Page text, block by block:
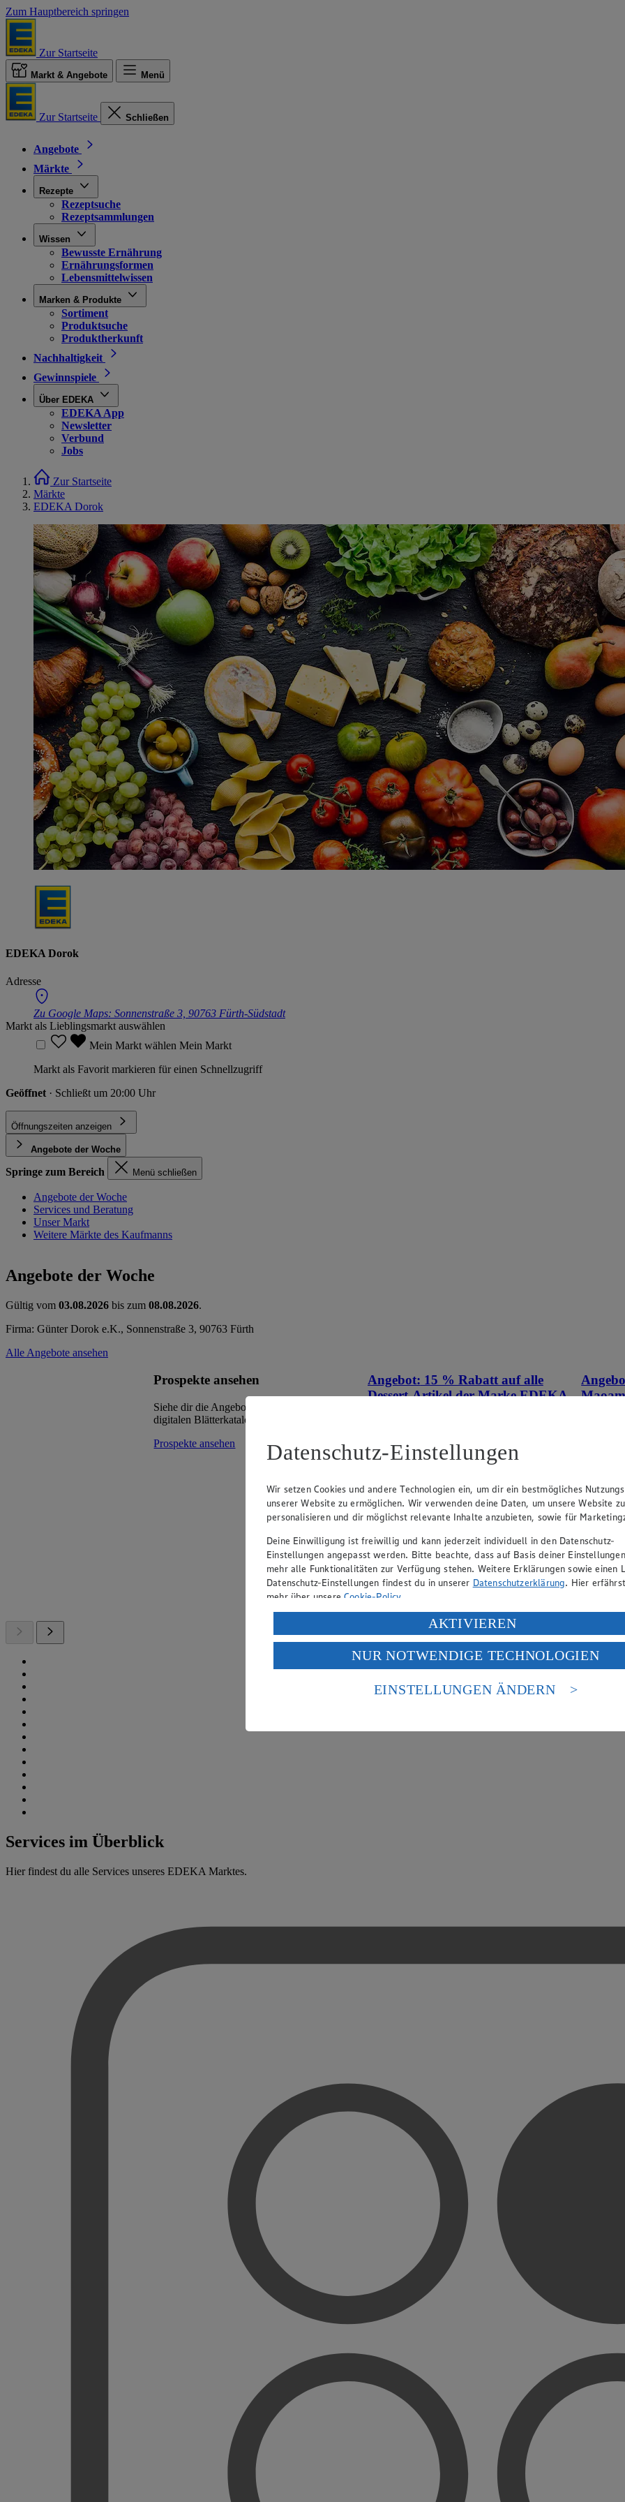
Zum Hauptbereich springen
Zur Startseite
Markt & Angebote Menü
Zur Startseite Schließen
Angebote
Märkte
Rezepte
Rezeptsuche
Rezeptsammlungen
Wissen
Bewusste Ernährung
Ernährungsformen
Lebensmittelwissen
Marken & Produkte
Sortiment
Produktsuche
Produktherkunft
Nachhaltigkeit
Gewinnspiele
Über EDEKA
EDEKA App
Newsletter
Verbund
Jobs
Zur Startseite
Märkte
EDEKA Dorok
EDEKA Dorok
Adresse
Zu Google Maps: Sonnenstraße 3, 90763 Fürth-Südstadt
Markt als Lieblingsmarkt auswählen
Mein Markt wählen Mein Markt
Markt als Favorit markieren für einen Schnellzugriff
Geöffnet · Schließt um 20:00 Uhr
Öffnungszeiten anzeigen
Angebote der Woche
Springe zum Bereich Menü schließen
Angebote der Woche
Services und Beratung
Unser Markt
Weitere Märkte des Kaufmanns
Angebote der Woche
Gültig vom 03.08.2026 bis zum 08.08.2026.
Firma: Günter Dorok e.K., Sonnenstraße 3, 90763 Fürth
Alle Angebote ansehen
Prospekte ansehen
Siehe dir die Angebote deines Marktes im
digitalen Blätterkatalog an.
Prospekte ansehen
Angebot: 15 % Rabatt auf alle
Dessert-Artikel der Marke EDEKA
Tagespreis
Services im Überblick
Hier findest du alle Services unseres EDEKA Marktes.
Datenschutz-Einstellungen
Wir setzen Cookies und andere Technologien ein, um dir ein bestmögliches
unserer Website zu ermöglichen. Wir verwenden deine Daten, um unsere Website zu
personalisieren und dir möglichst relevante Inhalte anzubieten, sowie für
Deine Einwilligung ist freiwillig und kann jederzeit individuell in den Datenschutz-
Einstellungen angepasst werden. Bitte beachte, dass auf Basis deiner
mehr alle Funktionalitäten zur Verfügung stehen. Weitere Erklärungen sowie einen
Datenschutz-Einstellungen findest du in unserer Datenschutzerklärung. Hier
mehr über unsereCookie-Policy.
Verarbeitung deiner personenbezogenen Daten in den USA durch Facebook und
Wenn du auf „Aktivieren“ klickst, willigst du im Sinne des Art. 49 Abs. 1 Satz 1 lit.
ein, dass deine Daten in den USA verarbeitet werden. Der EuGH sieht die USA als
einem nach europäischen Standards nicht angemessenen Datenschutzniveau an. Es
Risiko eines Zugriffs durch US-amerikanische Behörden.
AKTIVIEREN
NUR NOTWENDIGE TECHNOLOGIEN
EINSTELLUNGEN ÄNDERN